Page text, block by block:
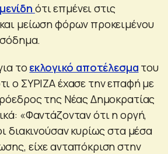
ότι επμένει στις
μείωση φόρων προκειμένου
το εκλογικό αποτέλεσμα του
ο ΣΥΡΙΖΑ έχασε την επαφή με
της Νέας Δημοκρατίας
«Φαντάζονταν ότι η οργή,
διακινούσαν κυρίως στα μέσα
είχε ανταπόκριση στην